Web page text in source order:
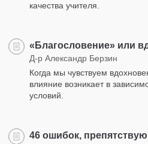
качества учителя.
«Благословение» или
Д-р Александр Берзин
Когда мы чувствуем
влияние возникает в
условий.
46 ошибок,